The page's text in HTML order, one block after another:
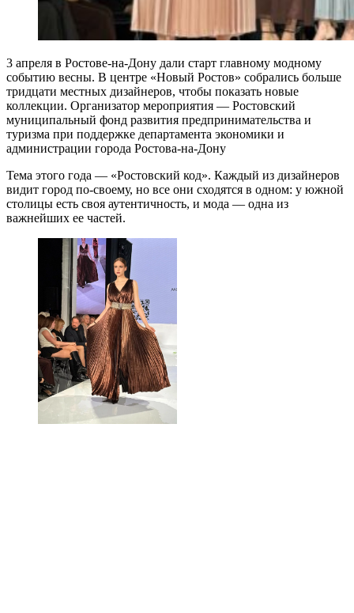
3 апреля в Ростове-на-Дону дали старт главному модному
событию весны. В центре «Новый Ростов» собрались больше
тридцати местных дизайнеров, чтобы показать новые
коллекции. Организатор мероприятия — Ростовский
муниципальный фонд развития предпринимательства и
туризма при поддержке департамента экономики и
администрации города Ростова-на-Дону
Тема этого года — «Ростовский код». Каждый из дизайнеров
видит город по-своему, но все они сходятся в одном: у южной
столицы есть своя аутентичность, и мода — одна из
важнейших ее частей.